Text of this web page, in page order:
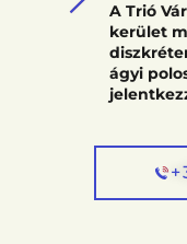
A Trió
kerület
ágyi